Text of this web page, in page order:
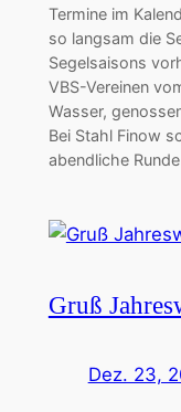
Termine im
so langsam die
Segelsaisons
VBS-Vereinen
Wasser,
Bei Stahl Finow
abendliche
Gruß
Dez. 23,